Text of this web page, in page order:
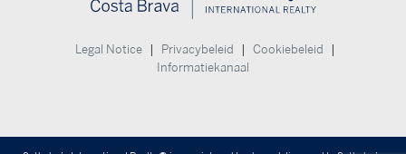
Legal Notice Privacybeleid Cookiebeleid
Informatiekanaal